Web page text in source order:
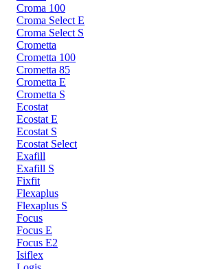
Croma 100
Croma Select E
Croma Select S
Crometta
Crometta 100
Crometta 85
Crometta E
Crometta S
Ecostat
Ecostat E
Ecostat S
Ecostat Select
Exafill
Exafill S
Fixfit
Flexaplus
Flexaplus S
Focus
Focus E
Focus E2
Isiflex